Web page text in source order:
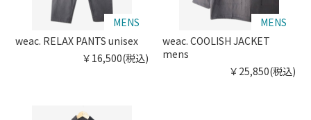
MENS
weac. RELAX PANTS unisex
￥16,500(税込)
MENS
weac. COOLISH JACKET
mens
￥25,850(税込)